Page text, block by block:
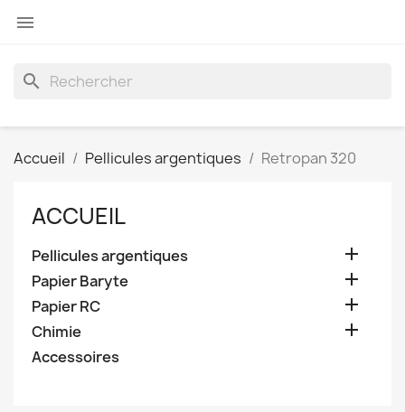

search
Accueil Pellicules argentiques Retropan 320
ACCUEIL
Pellicules argentiques 
Papier Baryte 
Papier RC 
Chimie 
Accessoires